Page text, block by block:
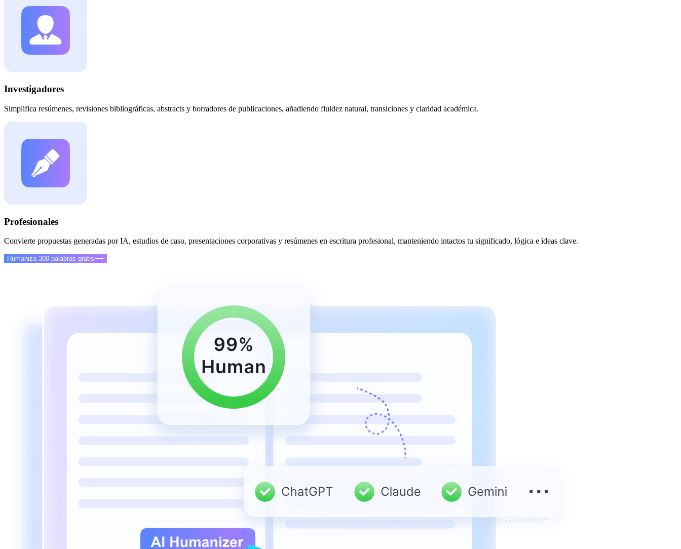
Investigadores
Simplifica resúmenes, revisiones bibliográficas, abstracts y borradores de publicaciones, añadiendo fluidez natural, transiciones y claridad académica.
Profesionales
Convierte propuestas generadas por IA, estudios de caso, presentaciones corporativas y resúmenes en escritura profesional, manteniendo intactos tu significado, lógica e ideas clave.
Humaniza 300 palabras gratis⟶